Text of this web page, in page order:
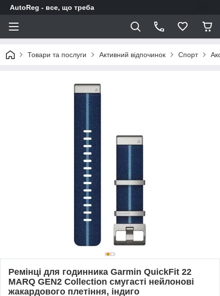
AutoReg - все, що треба
Товари та послуги Активний відпочинок Спорт
Ремінці для годинника Garmin QuickFit 22
MARQ GEN2 Collection смугасті нейлонові
жакардового плетіння, індиго